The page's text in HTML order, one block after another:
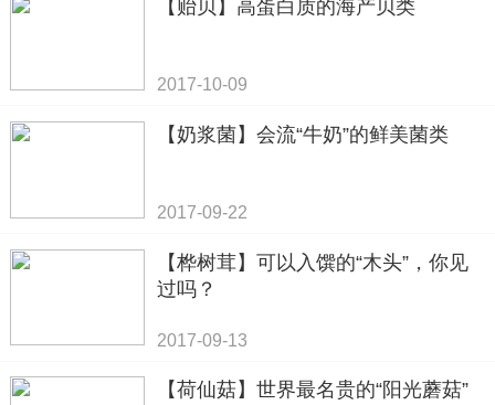
【贻贝】高蛋白质的海产贝类
2017-10-09
【奶浆菌】会流“牛奶”的鲜美菌类
2017-09-22
【桦树茸】可以入馔的“木头”，你见
过吗？
2017-09-13
【荷仙菇】世界最名贵的“阳光蘑菇”